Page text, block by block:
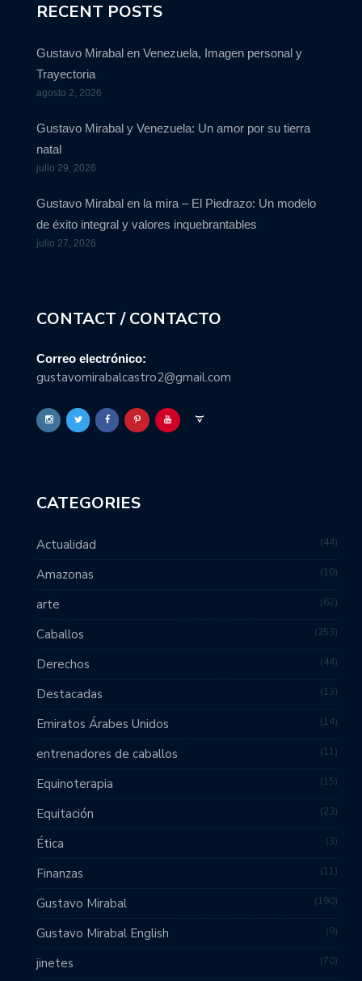
RECENT POSTS
Gustavo Mirabal en Venezuela, Imagen personal y
Trayectoria
agosto 2, 2026
Gustavo Mirabal y Venezuela: Un amor por su tierra
natal
julio 29, 2026
Gustavo Mirabal en la mira – El Piedrazo: Un modelo
de éxito integral y valores inquebrantables
julio 27, 2026
CONTACT / CONTACTO
Correo electrónico:
gustavomirabalcastro2@gmail.com
CATEGORIES
Actualidad 44
Amazonas 10
arte 62
Caballos 253
Derechos 44
Destacadas 13
Emiratos Árabes Unidos 14
entrenadores de caballos 11
Equinoterapia 15
Equitación 23
Ética 3
Finanzas 11
Gustavo Mirabal 190
Gustavo Mirabal English 9
jinetes 70